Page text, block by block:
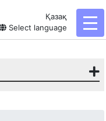
Қазақ
Select language